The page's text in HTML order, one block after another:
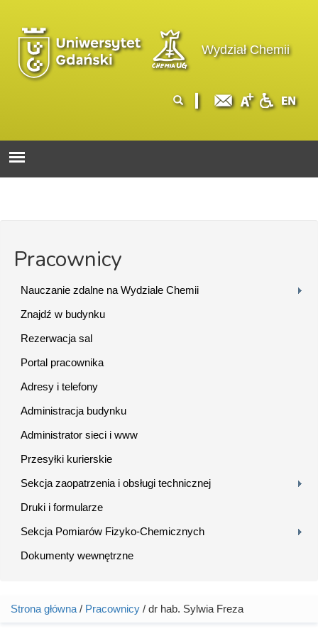
Wydział Chemii
wyszukiwania
Pracownicy
Nauczanie zdalne na Wydziale Chemii
Znajdź w budynku
Rezerwacja sal
Portal pracownika
Adresy i telefony
Administracja budynku
Administrator sieci i www
Przesyłki kurierskie
Sekcja zaopatrzenia i obsługi technicznej
Druki i formularze
Sekcja Pomiarów Fizyko-Chemicznych
Dokumenty wewnętrzne
Jesteś tutaj
Strona główna / Pracownicy / dr hab. Sylwia Freza